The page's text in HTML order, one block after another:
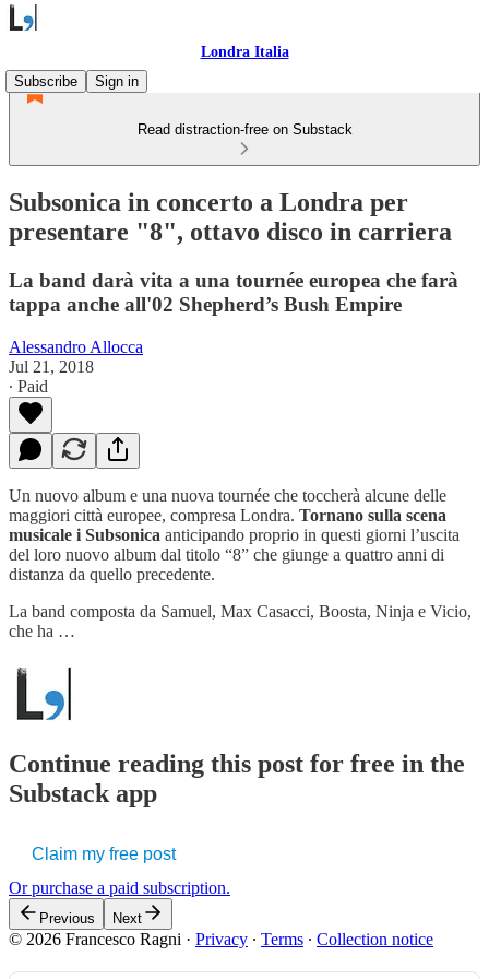
Londra Italia
Subscribe
Sign in
Read distraction-free on Substack
Subsonica in concerto a Londra per
presentare "8", ottavo disco in carriera
La band darà vita a una tournée europea che farà
tappa anche all'02 Shepherd’s Bush Empire
Alessandro Allocca
Jul 21, 2018
∙ Paid
Un nuovo album e una nuova tournée che toccherà alcune delle
maggiori città europee, compresa Londra. Tornano sulla scena
musicale i Subsonica anticipando proprio in questi giorni l’uscita
del loro nuovo album dal titolo “8” che giunge a quattro anni di
distanza da quello precedente.
La band composta da Samuel, Max Casacci, Boosta, Ninja e Vicio,
che ha …
Continue reading this post for free in the
Substack app
Claim my free post
Or purchase a paid subscription.
Previous Next
© 2026 Francesco Ragni · Privacy ∙ Terms ∙ Collection notice